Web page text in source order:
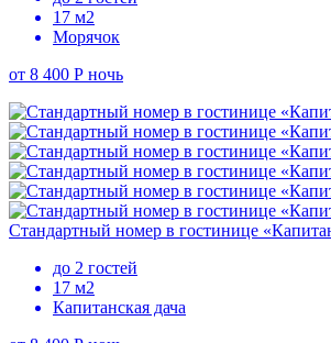
17 м2
Морячок
от 8 400 Р ночь
Стандартный номер в гостинице
до 2 гостей
17 м2
Капитанская дача